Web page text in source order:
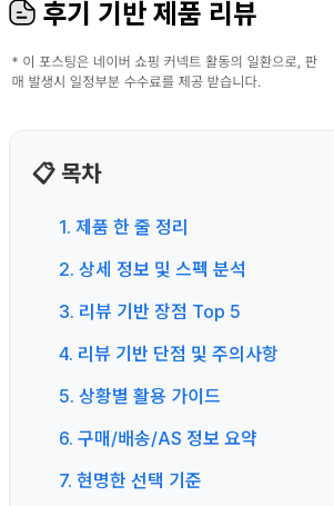
후기 기반 제품 리뷰
📋 목차
1. 제품 한 줄 정리
2. 상세 정보 및 스펙 분석
3. 리뷰 기반 장점 Top 5
4. 리뷰 기반 단점 및 주의사항
5. 상황별 활용 가이드
6. 구매/배송/AS 정보 요약
7. 현명한 선택 기준